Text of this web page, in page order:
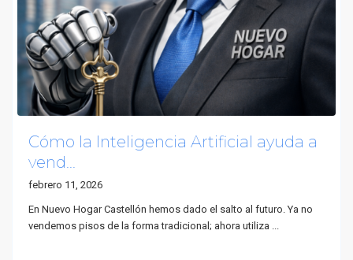
Cómo la Inteligencia Artificial ayuda a
vend...
febrero 11, 2026
En Nuevo Hogar Castellón hemos dado el salto al futuro. Ya no
vendemos pisos de la forma tradicional; ahora utiliza